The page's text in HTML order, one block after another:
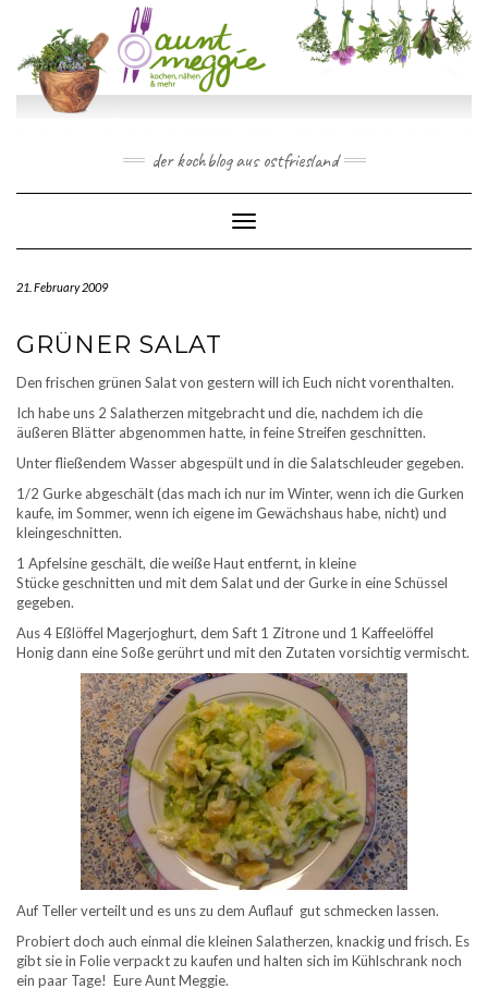
content
der kochblog aus ostfriesland
Toggle Navigation
21. February 2009
GRÜNER SALAT
Den frischen grünen Salat von gestern will ich Euch nicht vorenthalten.
Ich habe uns 2 Salatherzen mitgebracht und die, nachdem ich die
äußeren Blätter abgenommen hatte, in feine Streifen geschnitten.
Unter fließendem Wasser abgespült und in die Salatschleuder gegeben.
1/2 Gurke abgeschält (das mach ich nur im Winter, wenn ich die Gurken
kaufe, im Sommer, wenn ich eigene im Gewächshaus habe, nicht) und
kleingeschnitten.
1 Apfelsine geschält, die weiße Haut entfernt, in kleine
Stücke geschnitten und mit dem Salat und der Gurke in eine Schüssel
gegeben.
Aus 4 Eßlöffel Magerjoghurt, dem Saft 1 Zitrone und 1 Kaffeelöffel
Honig dann eine Soße gerührt und mit den Zutaten vorsichtig vermischt.
Auf Teller verteilt und es uns zu dem Auflauf gut schmecken lassen.
Probiert doch auch einmal die kleinen Salatherzen, knackig und frisch. Es
gibt sie in Folie verpackt zu kaufen und halten sich im Kühlschrank noch
ein paar Tage! Eure Aunt Meggie.